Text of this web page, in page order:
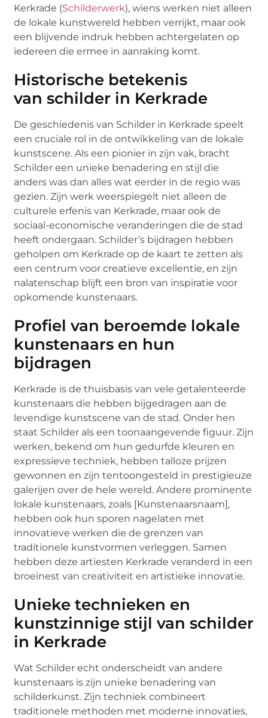
Kerkrade (Schilderwerk), wiens werken niet alleen
de lokale kunstwereld hebben verrijkt, maar ook
een blijvende indruk hebben achtergelaten op
iedereen die ermee in aanraking komt.
Historische betekenis
van schilder in Kerkrade
De geschiedenis van Schilder in Kerkrade speelt
een cruciale rol in de ontwikkeling van de lokale
kunstscene. Als een pionier in zijn vak, bracht
Schilder een unieke benadering en stijl die
anders was dan alles wat eerder in de regio was
gezien. Zijn werk weerspiegelt niet alleen de
culturele erfenis van Kerkrade, maar ook de
sociaal-economische veranderingen die de stad
heeft ondergaan. Schilder’s bijdragen hebben
geholpen om Kerkrade op de kaart te zetten als
een centrum voor creatieve excellentie, en zijn
nalatenschap blijft een bron van inspiratie voor
opkomende kunstenaars.
Profiel van beroemde lokale
kunstenaars en hun
bijdragen
Kerkrade is de thuisbasis van vele getalenteerde
kunstenaars die hebben bijgedragen aan de
levendige kunstscene van de stad. Onder hen
staat Schilder als een toonaangevende figuur. Zijn
werken, bekend om hun gedurfde kleuren en
expressieve techniek, hebben talloze prijzen
gewonnen en zijn tentoongesteld in prestigieuze
galerijen over de hele wereld. Andere prominente
lokale kunstenaars, zoals [Kunstenaarsnaam],
hebben ook hun sporen nagelaten met
innovatieve werken die de grenzen van
traditionele kunstvormen verleggen. Samen
hebben deze artiesten Kerkrade veranderd in een
broeinest van creativiteit en artistieke innovatie.
Unieke technieken en
kunstzinnige stijl van schilder
in Kerkrade
Wat Schilder echt onderscheidt van andere
kunstenaars is zijn unieke benadering van
schilderkunst. Zijn techniek combineert
traditionele methoden met moderne innovaties,